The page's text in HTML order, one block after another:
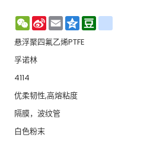
WeChat
Sina
Weibo
EmailQzoneDouban
悬浮聚四氟乙烯PTFE
孚诺林
4114
优柔韧性,高熔粘度
隔膜，波纹管
白色粉末